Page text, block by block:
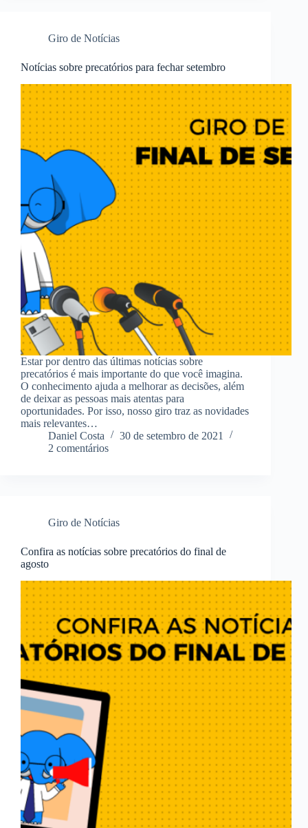
Giro de Notícias
Notícias sobre precatórios para fechar setembro
Estar por dentro das últimas notícias sobre
precatórios é mais importante do que você imagina.
O conhecimento ajuda a melhorar as decisões, além
de deixar as pessoas mais atentas para
oportunidades. Por isso, nosso giro traz as novidades
mais relevantes…
Daniel Costa
30 de setembro de 2021
2 comentários
Giro de Notícias
Confira as notícias sobre precatórios do final de
agosto